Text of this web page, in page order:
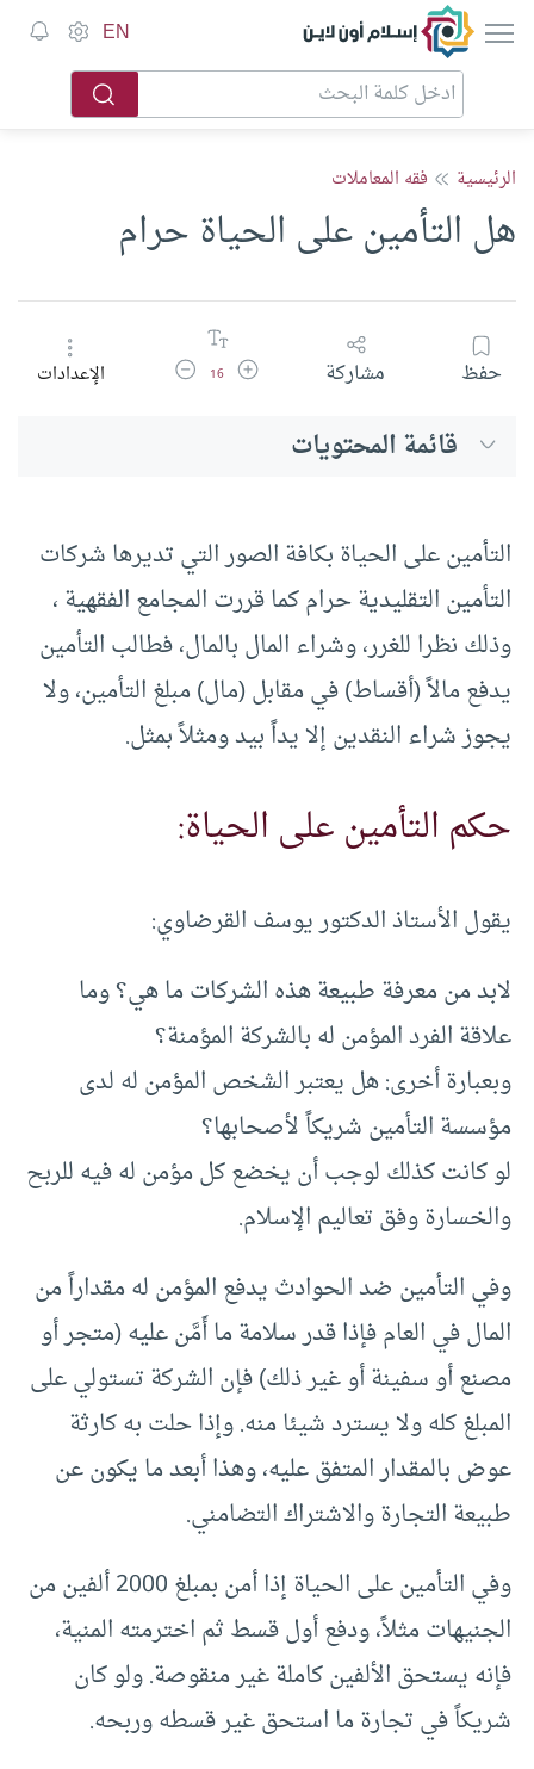
إسلام أون لاين EN
الرئيسية فقه المعاملات
هل التأمين على الحياة حرام
حفظ مشاركة زيادة حجم الخط
16 تقليل حجم الخطالإعدادات
قائمة المحتويات
التأمين على الحياة بكافة الصور التي تديرها شركات
التأمين التقليدية حرام كما قررت المجامع الفقهية ،
وذلك نظرا للغرر، وشراء المال بالمال، فطالب التأمين
يدفع مالاً (أقساط) في مقابل (مال) مبلغ التأمين، ولا
يجوز شراء النقدين إلا يداً بيد ومثلاً بمثل.
حكم التأمين على الحياة:
يقول الأستاذ الدكتور يوسف القرضاوي:
لابد من معرفة طبيعة هذه الشركات ما هي؟ وما
علاقة الفرد المؤمن له بالشركة المؤمنة؟
وبعبارة أخرى: هل يعتبر الشخص المؤمن له لدى
مؤسسة التأمين شريكاً لأصحابها؟
لو كانت كذلك لوجب أن يخضع كل مؤمن له فيه للربح
والخسارة وفق تعاليم الإسلام.
وفي التأمين ضد الحوادث يدفع المؤمن له مقداراً من
المال في العام فإذا قدر سلامة ما أَمَّن عليه (متجر أو
مصنع أو سفينة أو غير ذلك) فإن الشركة تستولي على
المبلغ كله ولا يسترد شيئا منه. وإذا حلت به كارثة
عوض بالمقدار المتفق عليه، وهذا أبعد ما يكون عن
طبيعة التجارة والاشتراك التضامني.
وفي التأمين على الحياة إذا أمن بمبلغ 2000 ألفين من
الجنيهات مثلاً، ودفع أول قسط ثم اخترمته المنية،
فإنه يستحق الألفين كاملة غير منقوصة. ولو كان
شريكاً في تجارة ما استحق غير قسطه وربحه.